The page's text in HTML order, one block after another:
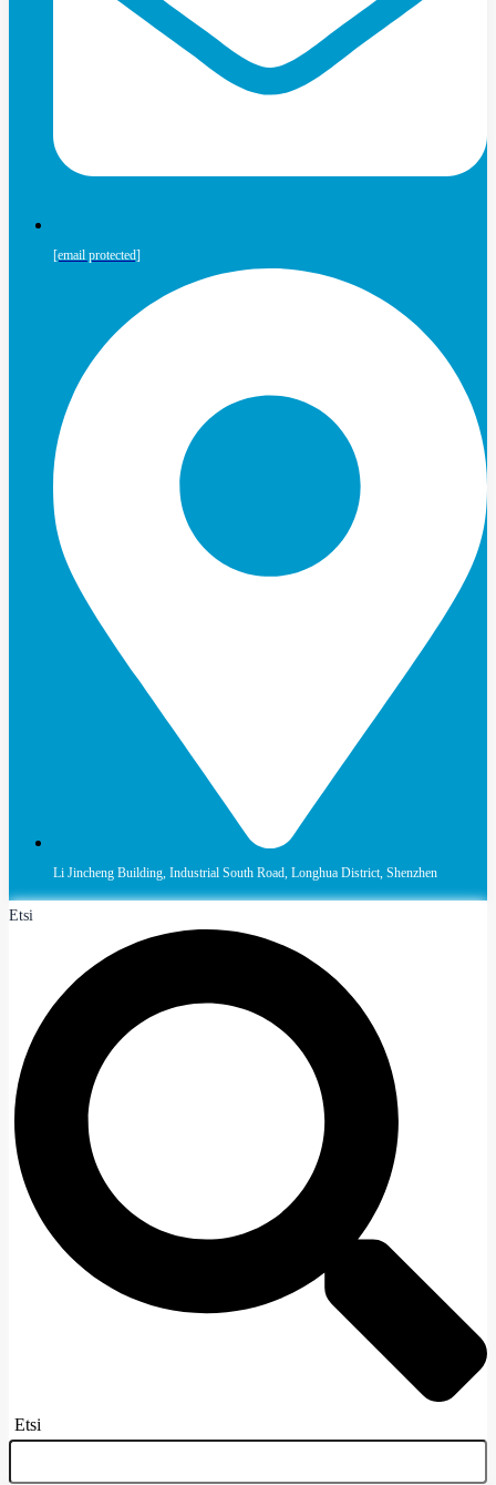
[email protected]
Li Jincheng Building, Industrial South Road, Longhua District, Shenzhen
Etsi
Etsi